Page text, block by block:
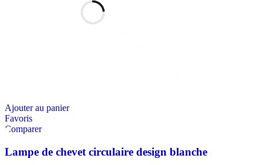
Ajouter au panier
Favoris
Comparer
Lampe de chevet circulaire design blanche